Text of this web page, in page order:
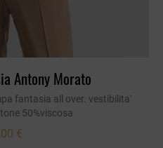
Antony Morato
fantasia all over. vestibilita'
50%viscosa
€